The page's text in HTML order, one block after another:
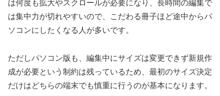
は何度も拡大やスクロールが必要になり、長時間の編集で
は集中力が切れやすいので、こだわる冊子ほど途中からパ
ソコンにしたくなる人が多いです。
ただしパソコン版も、編集中にサイズは変更できず新規作
成が必要という制約は残っているため、最初のサイズ決定
だけはどちらの端末でも慎重に行うのが基本になります。